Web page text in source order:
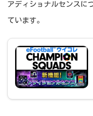
アディショナルセンスに
ています。